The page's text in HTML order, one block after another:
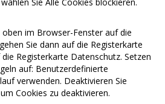
oben im Browser-Fenster auf die
Sie dann auf die Registerkarte
Registerkarte Datenschutz. Setzen
auf: Benutzerdefinierte
verwenden. Deaktivieren Sie
Cookies zu deaktivieren.